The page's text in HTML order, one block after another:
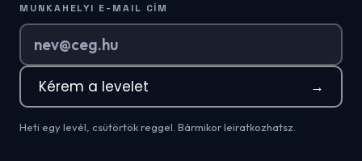
MUNKAHELYI E-MAIL CÍM
Kérem a levelet →
Heti egy levél, csütörtök reggel. Bármikor leiratkozhatsz.